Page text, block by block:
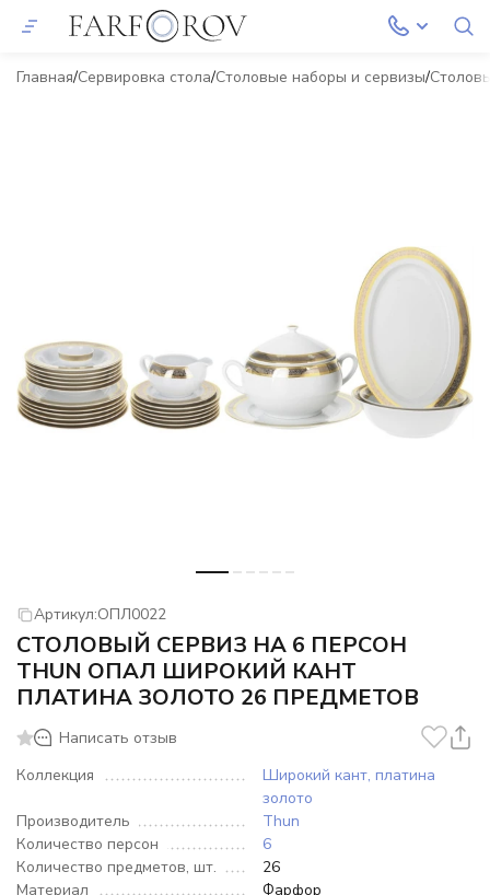
Главная Сервировка стола Столовые наборы и сервизы
Артикул:ОПЛ0022
СТОЛОВЫЙ СЕРВИЗ НА 6 ПЕРСОН
THUN ОПАЛ ШИРОКИЙ КАНТ
ПЛАТИНА ЗОЛОТО 26 ПРЕДМЕТОВ
Написать отзыв
Коллекция
Широкий кант, платина
золото
Производитель
Thun
Количество персон
6
Количество предметов, шт.
26
Материал
Фарфор